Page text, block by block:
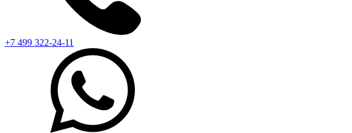
+7 499 322-24-11